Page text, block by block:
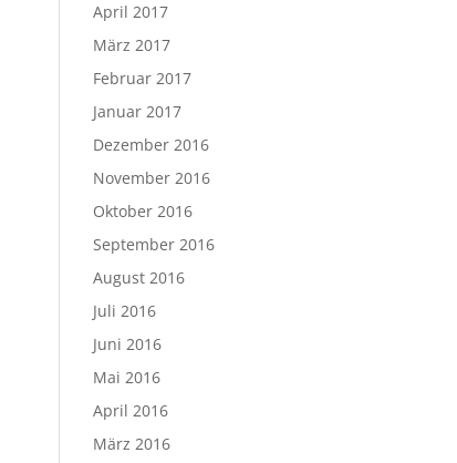
April 2017
März 2017
Februar 2017
Januar 2017
Dezember 2016
November 2016
Oktober 2016
September 2016
August 2016
Juli 2016
Juni 2016
Mai 2016
April 2016
März 2016